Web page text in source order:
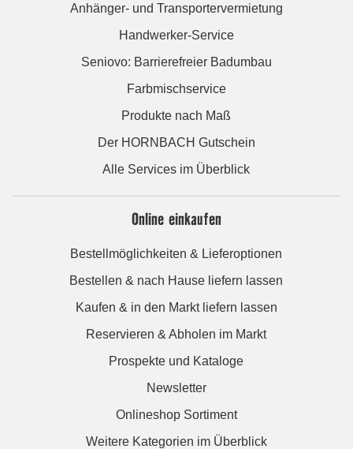
Anhänger- und Transportervermietung
Handwerker-Service
Seniovo: Barrierefreier Badumbau
Farbmischservice
Produkte nach Maß
Der HORNBACH Gutschein
Alle Services im Überblick
Online einkaufen
Bestellmöglichkeiten & Lieferoptionen
Bestellen & nach Hause liefern lassen
Kaufen & in den Markt liefern lassen
Reservieren & Abholen im Markt
Prospekte und Kataloge
Newsletter
Onlineshop Sortiment
Weitere Kategorien im Überblick